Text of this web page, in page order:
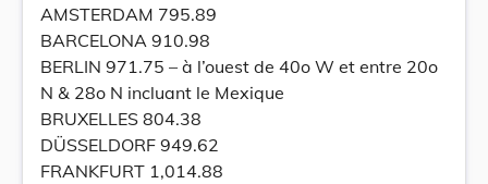
AMSTERDAM 795.89
BARCELONA 910.98
BERLIN 971.75 – à l’ouest de 40o W et entre 20o
N & 28o N incluant le Mexique
BRUXELLES 804.38
DÜSSELDORF 949.62
FRANKFURT 1,014.88